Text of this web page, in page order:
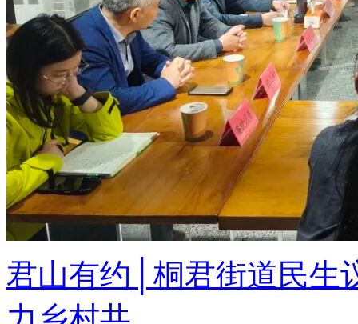
君山有约│桐君街道民生